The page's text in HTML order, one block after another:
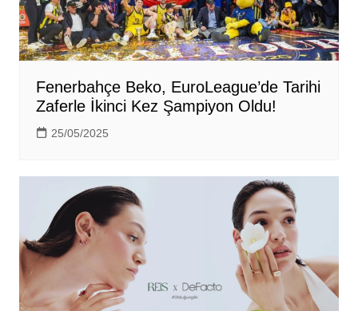
Fenerbahçe Beko, EuroLeague’de Tarihi
Zaferle İkinci Kez Şampiyon Oldu!
25/05/2025